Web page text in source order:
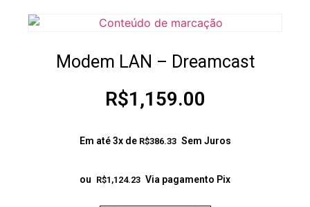
Modem LAN – Dreamcast
R$1,159.00
Em até 3x de R$386.33 Sem Juros
ou R$1,124.23 Via pagamento Pix